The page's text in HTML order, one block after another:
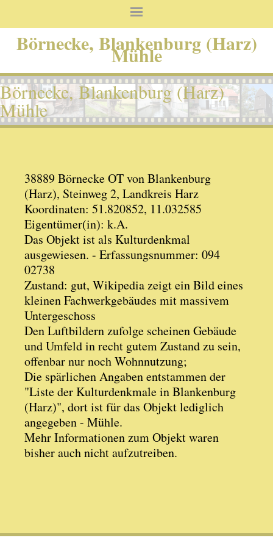
Börnecke, Blankenburg (Harz)
Mühle
Börnecke, Blankenburg (Harz)
Mühle
38889 Börnecke OT von Blankenburg
(Harz), Steinweg 2, Landkreis Harz
Koordinaten: 51.820852, 11.032585
Eigentümer(in): k.A.
Das Objekt ist als Kulturdenkmal
ausgewiesen. - Erfassungsnummer: 094
02738
Zustand: gut, Wikipedia zeigt ein Bild eines
kleinen Fachwerkgebäudes mit massivem
Untergeschoss
Den Luftbildern zufolge scheinen Gebäude
und Umfeld in recht gutem Zustand zu sein,
offenbar nur noch Wohnnutzung;
Die spärlichen Angaben entstammen der
"Liste der Kulturdenkmale in Blankenburg
(Harz)", dort ist für das Objekt lediglich
angegeben - Mühle.
Mehr Informationen zum Objekt waren
bisher auch nicht aufzutreiben.